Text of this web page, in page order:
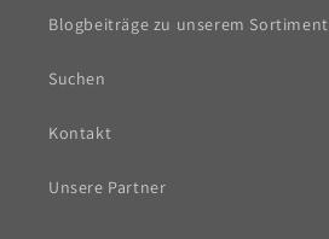
Blogbeiträge zu unserem Sortiment
Suchen
Kontakt
Unsere Partner